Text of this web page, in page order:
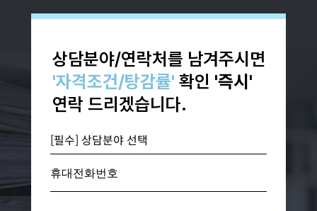
상담분야/연락처를 남겨주시면
'자격조건/탕감률' 확인 '즉시'
연락 드리겠습니다.
휴대전화번호